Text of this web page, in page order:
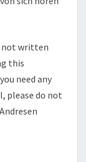
not written
this
need any
please do not